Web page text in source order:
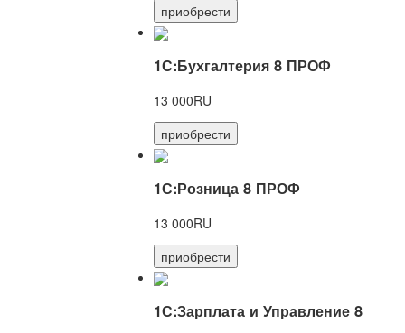
приобрести
1С:Бухгалтерия 8 ПРОФ
13 000RU
приобрести
1С:Розница 8 ПРОФ
13 000RU
приобрести
1С:Зарплата и Управление 8